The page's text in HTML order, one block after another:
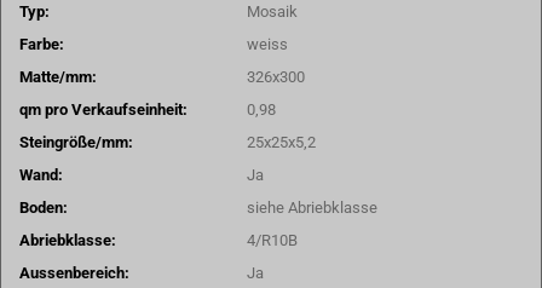
Typ:
Mosaik
Farbe:
weiss
Matte/mm:
326x300
qm pro Verkaufseinheit:
0,98
Steingröße/mm:
25x25x5,2
Wand:
Ja
Boden:
siehe Abriebklasse
Abriebklasse:
4/R10B
Aussenbereich:
Ja